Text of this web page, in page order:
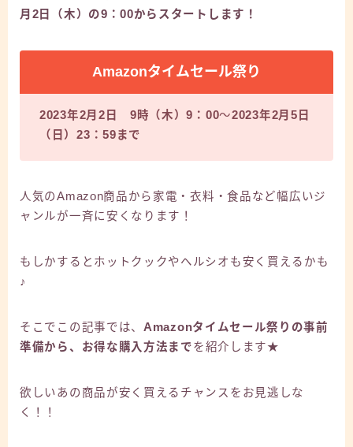
月2日（木）の9：00からスタートします！
Amazonタイムセール祭り
2023年2月2日 9時（木）9：00～2023年2月5日
（日）23：59まで
人気のAmazon商品から家電・衣料・食品など幅広いジ
ャンルが一斉に安くなります！
もしかするとホットクックやヘルシオも安く買えるかも
♪
そこでこの記事では、 Amazonタイムセール祭りの事前
準備から、お得な購入方法までを紹介します★
欲しいあの商品が安く買えるチャンスをお見逃しな
く！！